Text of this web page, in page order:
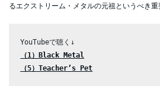
るエクストリーム・メタルの元祖というべき重
（1）Black Metal
（5）Teacher’s Pet